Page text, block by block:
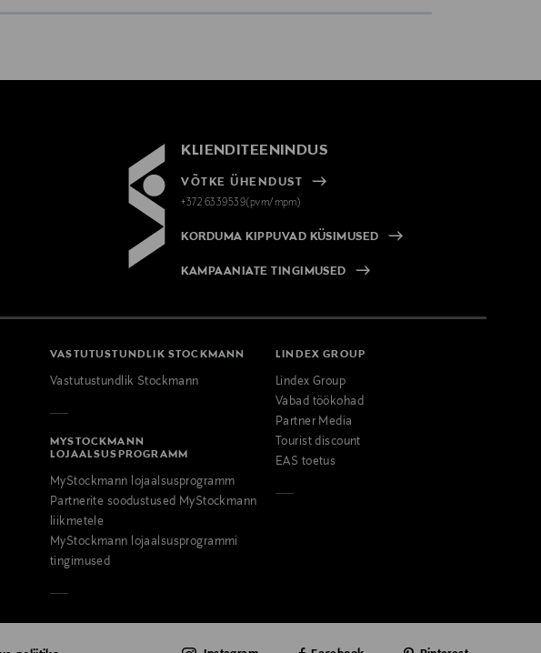
KLIENDITEENINDUS
VÕTKE ÜHENDUST
+372 6339539(pvm/mpm)
KORDUMA KIPPUVAD KÜSIMUSED
KAMPAANIATE TINGIMUSED
VASTUTUSTUNDLIK STOCKMANN
Vastutustundlik Stockmann
MYSTOCKMANN
LOJAALSUSPROGRAMM
MyStockmann lojaalsusprogramm
Partnerite soodustused MyStockmann
liikmetele
MyStockmann lojaalsusprogrammi
tingimused
LINDEX GROUP
Lindex Group
Vabad töökohad
Partner Media
Tourist discount
EAS toetus